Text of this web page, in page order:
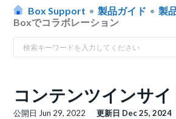
Box Support 製品ガイド
製
Boxでコラボレーション
コンテンツインサイ
公開日 Jun 29, 2022 更新日 Dec 25, 2024